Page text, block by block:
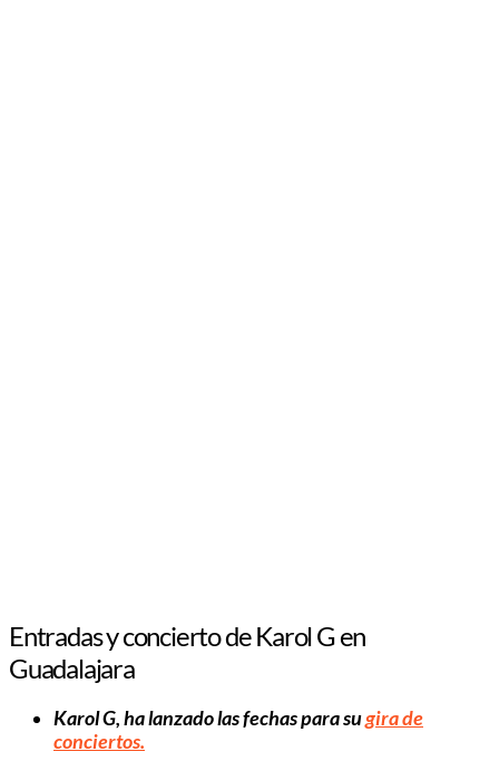
Entradas y concierto de Karol G en
Guadalajara
Karol G, ha lanzado las fechas para sugira de
conciertos.